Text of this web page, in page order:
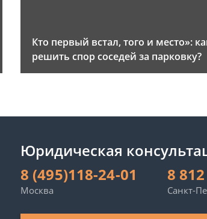
Кто первый встал, того и место»:
решить спор соседей за парковку?
Юридическая
8 (495)118-24-01
Москва
8
Санкт-